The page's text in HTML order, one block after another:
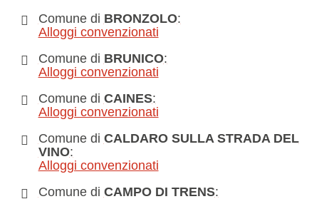
Comune di BRONZOLO:
Alloggi convenzionati
Comune di BRUNICO:
Alloggi convenzionati
Comune di CAINES:
Alloggi convenzionati
Comune di CALDARO SULLA STRADA DEL
VINO:
Alloggi convenzionati
Comune di CAMPO DI TRENS: